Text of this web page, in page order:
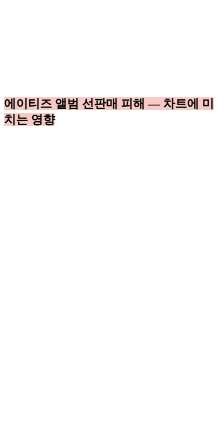
에이티즈 앨범 선판매 피해 — 차트에 미
치는 영향